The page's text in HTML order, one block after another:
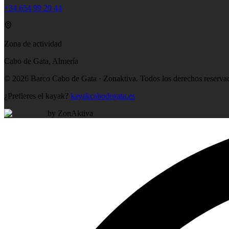
+34 654 99 20 44
Zona de actividad
Cabo de Gata, Almería
© 2026 Barco Cabo de Gata · Zonaktiva. Todos los derechos
¿Prefieres el kayak? kayakcabodegata.es
by ZonAktiva